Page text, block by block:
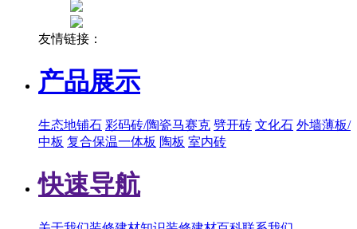
友情链接：
产品展示
生态地铺石 彩码砖/陶瓷马赛克 劈开砖 文化石 外墙薄板/
中板 复合保温一体板 陶板 室内砖
快速导航